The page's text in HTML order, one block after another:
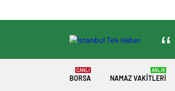
BORSA
CANLI
NAMAZ VAKITLERI
ANLIK